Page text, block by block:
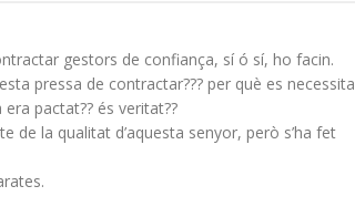
gestors de confiança, sí ó sí, ho facin.
pressa de contractar??? per què es necessita
pactat?? és veritat??
de la qualitat d’aquesta senyor, però s’ha fet